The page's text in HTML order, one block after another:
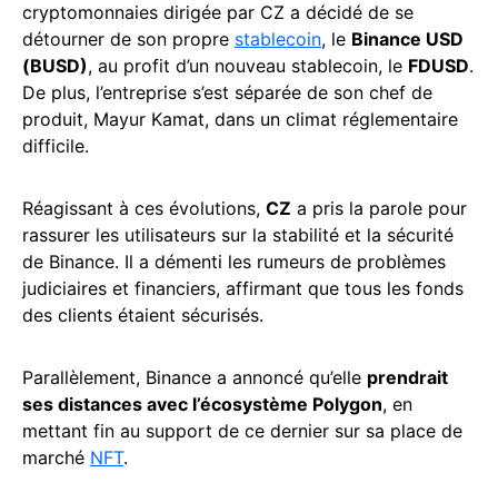
cryptomonnaies dirigée par CZ a décidé de se
détourner de son propre stablecoin, le Binance USD
(BUSD), au profit d’un nouveau stablecoin, le FDUSD.
De plus, l’entreprise s’est séparée de son chef de
produit, Mayur Kamat, dans un climat réglementaire
difficile.
Réagissant à ces évolutions, CZ a pris la parole pour
rassurer les utilisateurs sur la stabilité et la sécurité
de Binance. Il a démenti les rumeurs de problèmes
judiciaires et financiers, affirmant que tous les fonds
des clients étaient sécurisés.
Parallèlement, Binance a annoncé qu’elle prendrait
ses distances avec l’écosystème Polygon, en
mettant fin au support de ce dernier sur sa place de
marché NFT.